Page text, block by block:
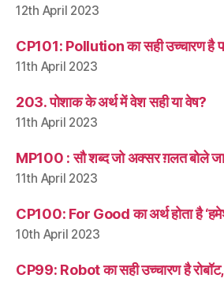
12th April 2023
CP101: Pollution का सही उच्चारण है
11th April 2023
203. पोशाक के अर्थ में वेश सही या वेष?
11th April 2023
MP100 : सौ शब्द जो अक्सर ग़लत बोले
11th April 2023
CP100: For Good का अर्थ होता है
10th April 2023
CP99: Robot का सही उच्चारण है रोबॉट,